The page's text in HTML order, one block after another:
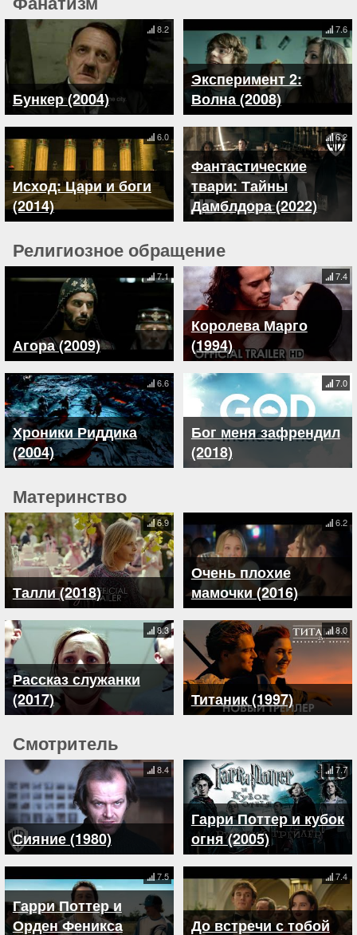
Бункер (2004)
8.2
Эксперимент 2:
Волна (2008)
7.6
Исход: Цари и боги
(2014)
6.0
Фантастические
твари: Тайны
Дамблдора (2022)
6.2
Религиозное обращение
Агора (2009)
7.1
Королева Марго
(1994)
7.4
Хроники Риддика
(2004)
6.6
Бог меня зафрендил
(2018)
7.0
Материнство
Талли (2018)
6.9
Очень плохие
мамочки (2016)
6.2
Рассказ служанки
(2017)
8.3
Титаник (1997)
8.0
Смотритель
Сияние (1980)
8.4
Гарри Поттер и кубок
огня (2005)
7.7
Гарри Поттер и
Орден Феникса
7.5
До встречи с тобой
7.4